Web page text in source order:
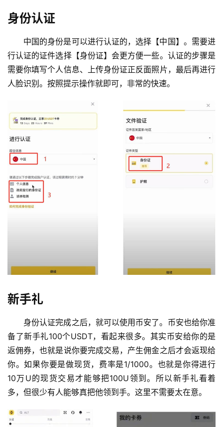
身份认证
中国的身份是可以进行认证的，选择【中国】。需要进
行认证的证件选择【身份证】会更方便一些。认证的步骤是
需要你填写个人信息、上传身份证正反面照片，最后再进行
人脸识别。按照提示操作就即可，非常的快速。
新手礼
身份认证完成之后，就可以使用币安了。币安也给你准
备了新手礼100个USDT，看起来很多。其实币安给你的是
返佣券，也就是说你要完成交易，产生佣金之后才会返现给
你。如果你要是做现货，费率是1/1000。也就是你得进行
10万U的现货交易才能够把100U领到。所以新手礼看着
多，但很少有人能够真把他领到手。这里不需要太在意。